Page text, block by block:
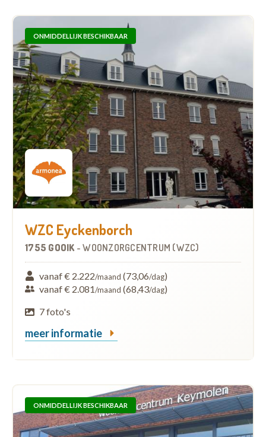
ONMIDDELLIJK BESCHIKBAAR
WZC Eyckenborch
1755 GOOIK -WOONZORGCENTRUM (WZC)
vanaf € 2.222/maand (73,06/dag)
vanaf € 2.081/maand (68,43/dag)
7 foto's
meer informatie
ONMIDDELLIJK BESCHIKBAAR